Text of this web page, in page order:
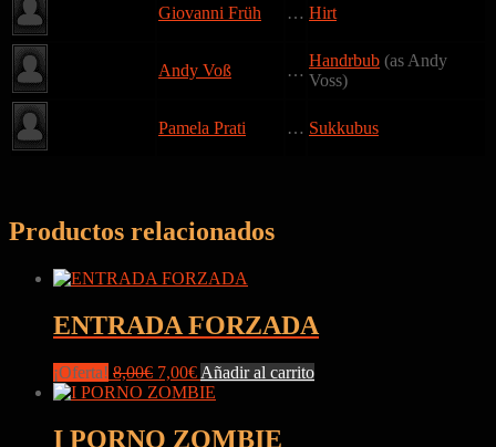
Giovanni Früh … Hirt
Andy Voß …
Handrbub (as Andy
Voss)
Pamela Prati … Sukkubus
Productos relacionados
ENTRADA FORZADA
¡Oferta! 8,00€ El
precio
era:
7,00€El
precio
es:
Añadir al carrito
I PORNO ZOMBIE